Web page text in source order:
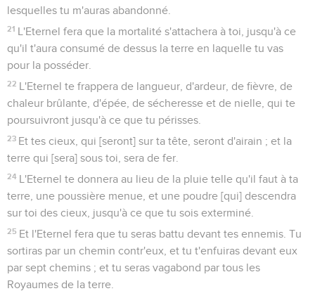
lesquelles tu m'auras abandonné.
21 L'Eternel fera que la mortalité s'attachera à toi, jusqu'à ce
qu'il t'aura consumé de dessus la terre en laquelle tu vas
pour la posséder.
22 L'Eternel te frappera de langueur, d'ardeur, de fièvre, de
chaleur brûlante, d'épée, de sécheresse et de nielle, qui te
poursuivront jusqu'à ce que tu périsses.
23 Et tes cieux, qui [seront] sur ta tête, seront d'airain ; et la
terre qui [sera] sous toi, sera de fer.
24 L'Eternel te donnera au lieu de la pluie telle qu'il faut à ta
terre, une poussière menue, et une poudre [qui] descendra
sur toi des cieux, jusqu'à ce que tu sois exterminé.
25 Et l'Eternel fera que tu seras battu devant tes ennemis. Tu
sortiras par un chemin contr'eux, et tu t'enfuiras devant eux
par sept chemins ; et tu seras vagabond par tous les
Royaumes de la terre.